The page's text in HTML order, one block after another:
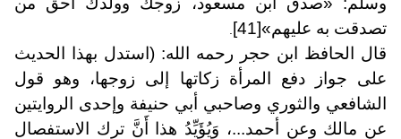
تصدقت به عليهم»[41]
قال الحافظ ابن حجر رحمه الله: (استدل بهذا الحديث
على جواز دفع المرأة زكاتها إلى زوجها، وهو قول
الشافعي والثوري وصاحبي أبي حنيفة وإحدى الروايتين
عن مالك وعن أحمد...، وَيُؤَيِّدُ هذا أَنَّ ترك الاستفصال